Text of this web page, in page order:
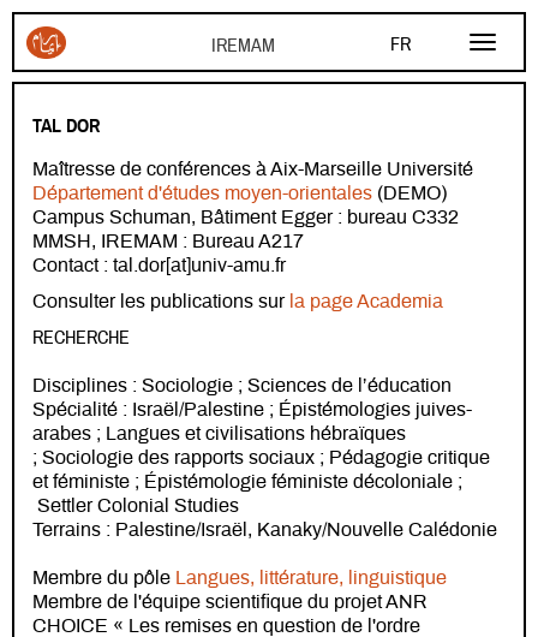
FR
AR
Aller au contenu principal
TAL DOR
Maîtresse de conférences à Aix-Marseille Université
Département d'études moyen-orientales (DEMO)
Campus Schuman, Bâtiment Egger : bureau C332
MMSH, IREMAM : Bureau A217
Contact : tal.dor[at]univ-amu.fr
Consulter les publications sur la page Academia
RECHERCHE
Disciplines : Sociologie ; Sciences de l’éducation
Spécialité : Israël/Palestine ; Épistémologies juives-
arabes ; Langues et civilisations hébraïques
; Sociologie des rapports sociaux ; Pédagogie critique
et féministe ; Épistémologie féministe décoloniale ;
Settler Colonial Studies
Terrains : Palestine/Israël, Kanaky/Nouvelle Calédonie
Membre du pôle
Langues, littérature, linguistique
Membre de l'équipe scientifique du projet ANR
CHOICE « Les remises en question de l'ordre